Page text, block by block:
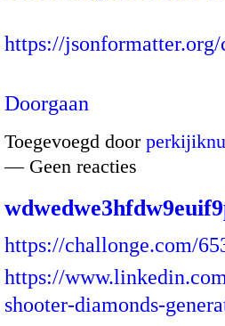
https://
Doorgaan
Toegevoegd door perkijiknu
— Geen reacties
https://challonge.com/
https://
shooter-diamonds-